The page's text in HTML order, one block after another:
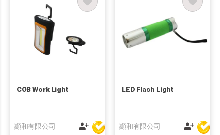
COB Work Light
顯和有限公司
LED Flash Light
顯和有限公司